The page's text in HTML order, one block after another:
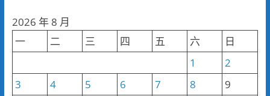
類
2026 年 8 月
一
二 三 四 五 六
日
1
2
3
4 5 6 7 8
9